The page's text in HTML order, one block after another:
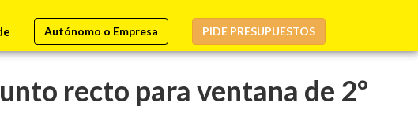
Autónomo o Empresa PIDE PRESUPUESTOS
recto para ventana de 2º